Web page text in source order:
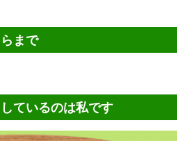
まで
ているのは私です